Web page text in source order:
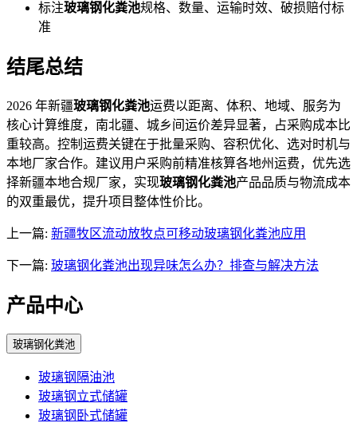
标注玻璃钢化粪池规格、数量、运输时效、破损赔付标
准
结尾总结
2026 年新疆玻璃钢化粪池运费以距离、体积、地域、服务为
核心计算维度，南北疆、城乡间运价差异显著，占采购成本比
重较高。控制运费关键在于批量采购、容积优化、选对时机与
本地厂家合作。建议用户采购前精准核算各地州运费，优先选
择新疆本地合规厂家，实现玻璃钢化粪池产品品质与物流成本
的双重最优，提升项目整体性价比。
上一篇: 新疆牧区流动放牧点可移动玻璃钢化粪池应用
下一篇: 玻璃钢化粪池出现异味怎么办？排查与解决方法
产品中心
玻璃钢化粪池
玻璃钢隔油池
玻璃钢立式储罐
玻璃钢卧式储罐